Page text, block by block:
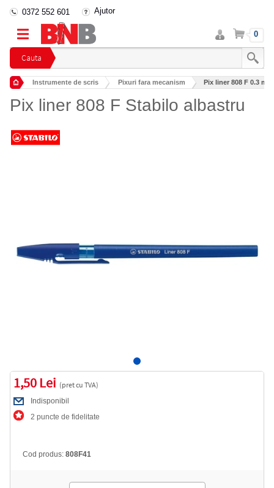
Cauta
0372 552 601 Ajutor
Intra
in
cont
Cos 0
Instrumente de scris Pixuri fara mecanism Pix liner 808 F 0.3
Pix liner 808 F Stabilo albastru
1,50 Lei (pret cu TVA)
Indisponibil
2 puncte de fidelitate
Cod produs: 808F41